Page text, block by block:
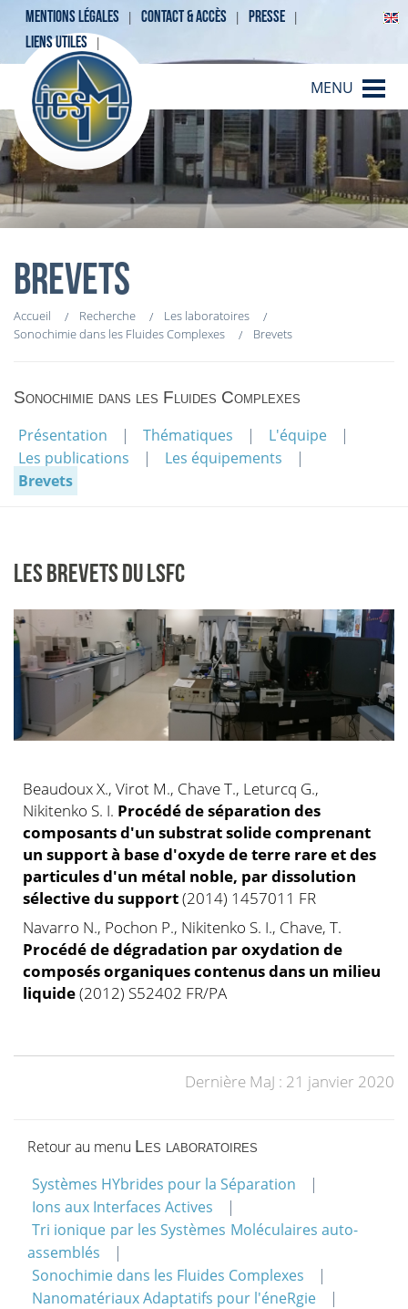
MENTIONS LÉGALES CONTACT & ACCÈS
PRESSE
LIENS UTILES
MENU
BREVETS
Accueil Recherche
Les laboratoires
Sonochimie dans les Fluides Complexes
Brevets
Sonochimie dans les Fluides Complexes
Présentation Thématiques
L'équipe
Les publications
Les équipements
Brevets
LES BREVETS DU LSFC
Beaudoux X., Virot M., Chave T., Leturcq G.,
Nikitenko S. I. Procédé de séparation des
composants d'un substrat solide comprenant
un support à base d'oxyde de terre rare et des
particules d'un métal noble, par dissolution
sélective du support(2014) 1457011 FR
Navarro N., Pochon P., Nikitenko S. I., Chave, T.
Procédé de dégradation par oxydation de
composés organiques contenus dans un milieu
liquide(2012) S52402 FR/PA
Dernière MaJ : 21 janvier 2020
Retour au menu Les laboratoires
Systèmes HYbrides pour la Séparation
Ions aux Interfaces Actives
Tri ionique par les Systèmes Moléculaires auto-
assemblés
Sonochimie dans les Fluides Complexes
Nanomatériaux Adaptatifs pour l'éneRgie